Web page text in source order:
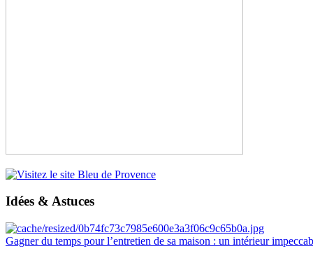
Idées & Astuces
Gagner du temps pour l’entretien de sa maison : un intérieur